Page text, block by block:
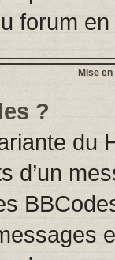
forum
Mise
?
du
d’un